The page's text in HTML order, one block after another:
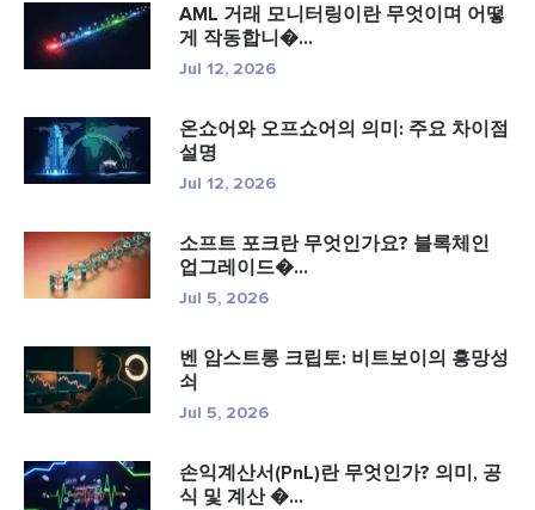
AML 거래 모니터링이란 무엇이며 어떻
게 작동합니�...
Jul 12, 2026
온쇼어와 오프쇼어의 의미: 주요 차이점
설명
Jul 12, 2026
소프트 포크란 무엇인가요? 블록체인
업그레이드�...
Jul 5, 2026
벤 암스트롱 크립토: 비트보이의 흥망성
쇠
Jul 5, 2026
손익계산서(PnL)란 무엇인가? 의미, 공
식 및 계산 �...